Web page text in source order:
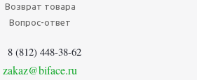
Возврат товара
Вопрос-ответ
8 (812) 448-38-62
zakaz@biface.ru